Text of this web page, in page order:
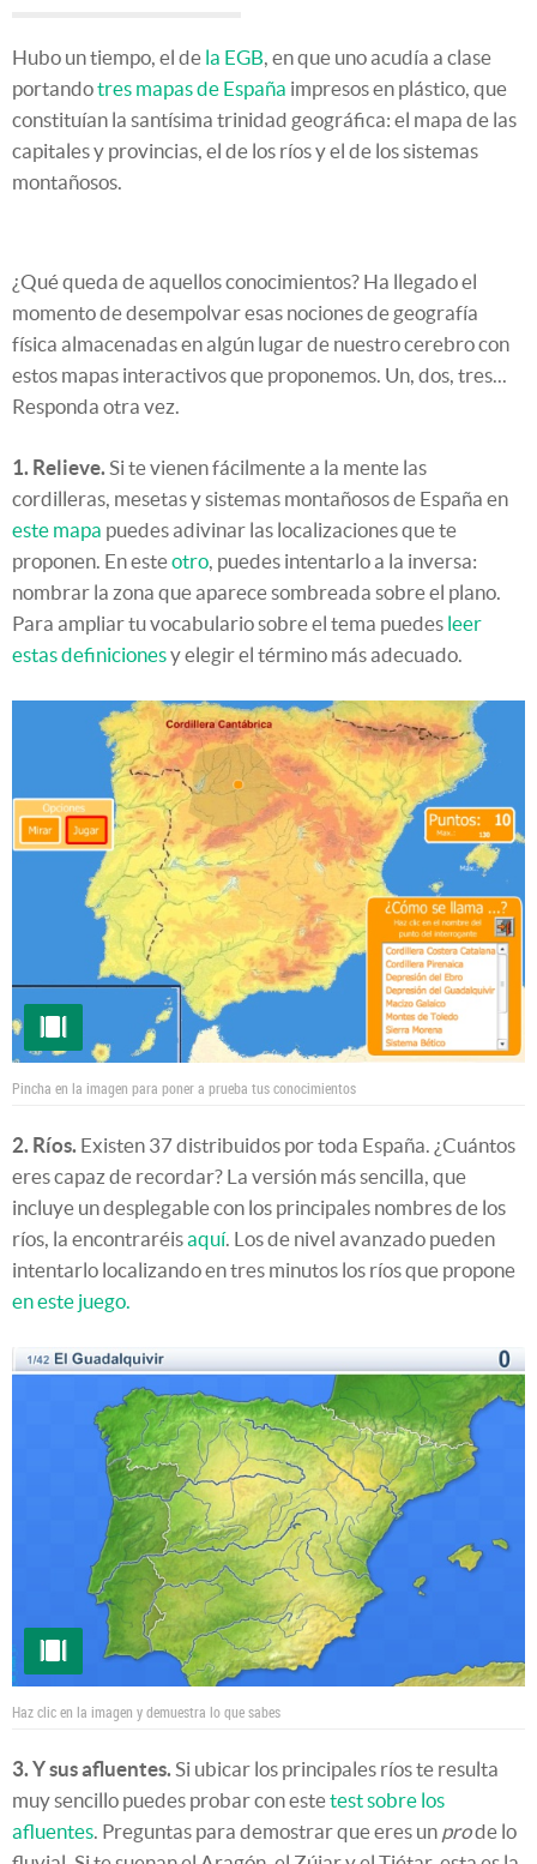
Hubo un tiempo, el de la EGB, en que uno acudía a clase
portandotres mapas de España impresos en plástico, que
constituían la santísima trinidad geográfica: el mapa de las
capitales y provincias, el de los ríos y el de los sistemas
montañosos.
¿Qué queda de aquellos conocimientos? Ha llegado el
momento de desempolvar esas nociones de geografía
física almacenadas en algún lugar de nuestro cerebro con
estos mapas interactivos que proponemos. Un, dos, tres...
Responda otra vez.
1. Relieve.Si te vienen fácilmente a la mente las
cordilleras, mesetas y sistemas montañosos de España en
este mapa puedes adivinar las localizaciones que te
proponen. En esteotro, puedes intentarlo a la inversa:
nombrar la zona que aparece sombreada sobre el plano.
Para ampliar tu vocabulario sobre el tema puedes leer
estas definicionesy elegir el término más adecuado.
Pincha en la imagen para poner a prueba tus conocimientos
2. Ríos. Existen 37 distribuidos por toda España. ¿Cuántos
eres capaz de recordar? La versión más sencilla, que
incluye un desplegable con los principales nombres de los
ríos, la encontraréisaquí. Los de nivel avanzado pueden
intentarlo localizando en tres minutos los ríos que propone
en este juego.
Haz clic en la imagen y demuestra lo que sabes
3. Y sus afluentes.Si ubicar los principales ríos te resulta
muy sencillo puedes probar con estetest sobre los
afluentes. Preguntas para demostrar que eres un prode lo